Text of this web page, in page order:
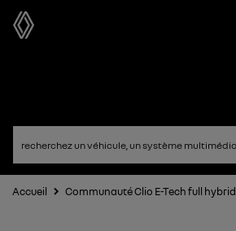
Accueil Communauté Clio E-Tech full hybrid